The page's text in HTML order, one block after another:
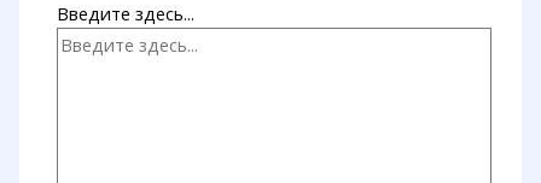
Введите здесь...